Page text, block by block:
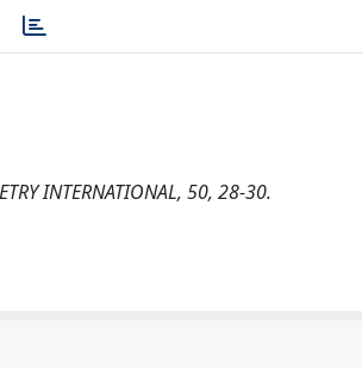
INTERNATIONAL, 50, 28-30.